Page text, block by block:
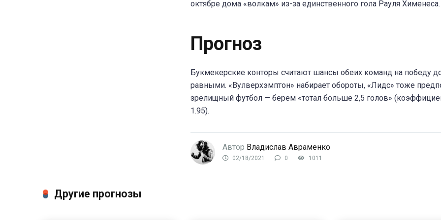
октябре дома «волкам» из-за единственного гола Рауля Хименеса.
Прогноз
Букмекерские конторы считают шансы обеих команд на победу
равными. «Вулверхэмптон» набирает обороты, «Лидс» тоже
зрелищный футбол — берем «тотал больше 2,5 голов»
1.95).
Автор Владислав Авраменко
02/18/2021 0 1011
Другие прогнозы